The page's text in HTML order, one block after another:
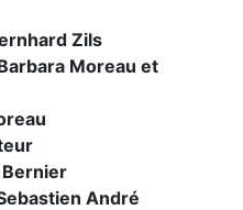
Zils
Moreau et
Bernier
André